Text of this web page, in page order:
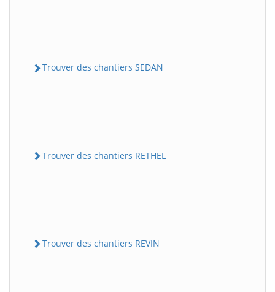
Trouver des chantiers SEDAN
Trouver des chantiers RETHEL
Trouver des chantiers REVIN